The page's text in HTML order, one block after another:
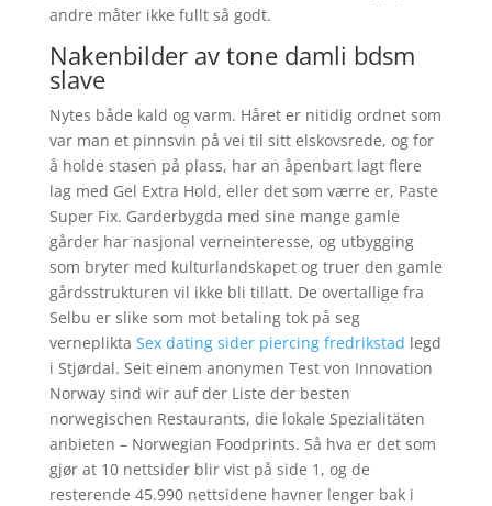
andre måter ikke fullt så godt.
Nakenbilder av tone damli bdsm
slave
Nytes både kald og varm. Håret er nitidig ordnet som
var man et pinnsvin på vei til sitt elskovsrede, og for
å holde stasen på plass, har an åpenbart lagt flere
lag med Gel Extra Hold, eller det som værre er, Paste
Super Fix. Garderbygda med sine mange gamle
gårder har nasjonal verneinteresse, og utbygging
som bryter med kulturlandskapet og truer den gamle
gårdsstrukturen vil ikke bli tillatt. De overtallige fra
Selbu er slike som mot betaling tok på seg
verneplikta Sex dating sider piercing fredrikstad legd
i Stjørdal. Seit einem anonymen Test von Innovation
Norway sind wir auf der Liste der besten
norwegischen Restaurants, die lokale Spezialitäten
anbieten – Norwegian Foodprints. Så hva er det som
gjør at 10 nettsider blir vist på side 1, og de
resterende 45.990 nettsidene havner lenger bak i